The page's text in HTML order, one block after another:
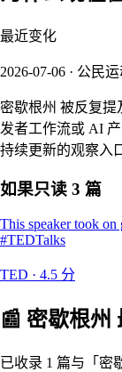
最近变化
2026-07-06 · 公民
密歇根州 被反复
发者工作流或 AI
持续更新的观察入
如果只读 3 篇
This speaker took
#TEDTalks
TED · 4.5 分
📰 密歇根州
已收录 1 篇与「密